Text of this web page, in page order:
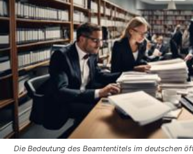
Die Bedeutung des Beamtentitels im deutschen